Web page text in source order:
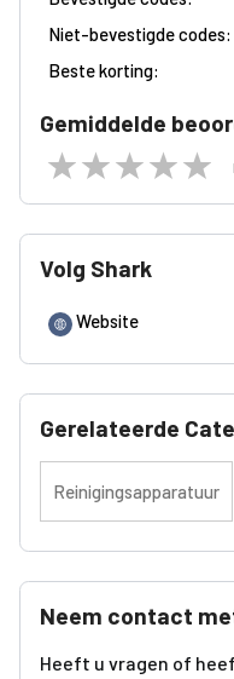
Niet-bevestigde codes:
Beste korting:
Gemiddelde
Volg Shark
Website
Gerelateerde
Reinigingsapparatuur
Neem contact
Heeft u vragen of